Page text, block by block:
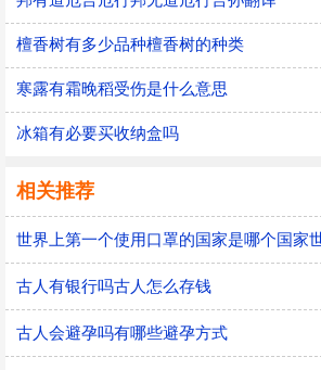
檀香树有多少品种檀香树的种类
寒露有霜晚稻受伤是什么意思
冰箱有必要买收纳盒吗
相关推荐
古人有银行吗古人怎么存钱
古人会避孕吗有哪些避孕方式